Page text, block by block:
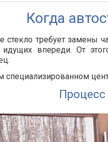
Когда
стекло требует замены
впереди. От
специализированном
Процесс